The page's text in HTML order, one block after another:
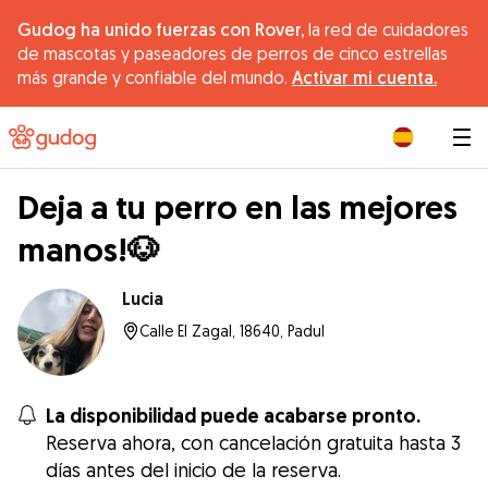
Gudog ha unido fuerzas con Rover, la red de cuidadores
de mascotas y paseadores de perros de cinco estrellas
más grande y confiable del mundo. Activar mi cuenta.
Deja a tu perro en las mejores
manos!🐶
Lucia
Calle El Zagal, 18640, Padul
La disponibilidad puede acabarse pronto.
Reserva ahora, con cancelación gratuita hasta 3
días antes del inicio de la reserva.